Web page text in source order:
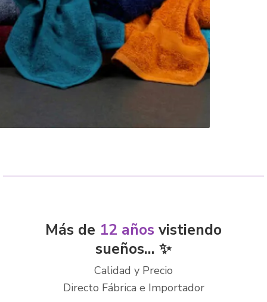
Más de 12 años vistiendo
sueños... ✨
Calidad y Precio
Directo Fábrica e Importador